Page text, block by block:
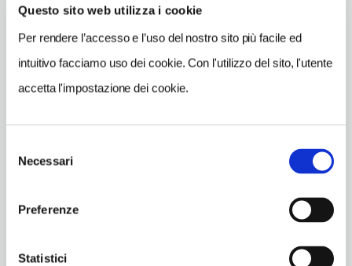
Questo sito web utilizza i cookie
Per rendere l’accesso e l’uso del nostro sito più facile ed
intuitivo facciamo uso dei cookie. Con l'utilizzo del sito, l'utente
accetta l'impostazione dei cookie.
delNecessari
Preferenze
Statistici
INDIRIZZO EMAIL
info@acavalera.it
TELEFONO
0923972515
ORARI DI APERTURA